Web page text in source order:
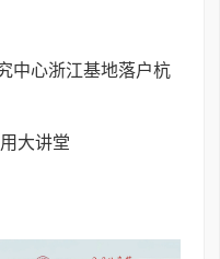
中心浙江基地落户杭
大讲堂